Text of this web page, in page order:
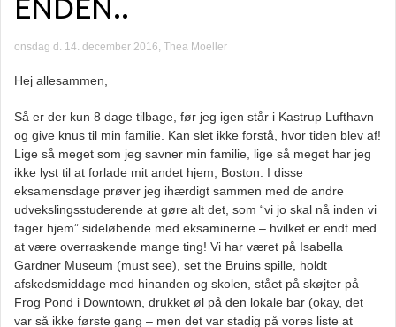
ENDEN..
onsdag d. 14. december 2016, Thea Moeller
Hej allesammen,
Så er der kun 8 dage tilbage, før jeg igen står i Kastrup Lufthavn
og give knus til min familie. Kan slet ikke forstå, hvor tiden blev af!
Lige så meget som jeg savner min familie, lige så meget har jeg
ikke lyst til at forlade mit andet hjem, Boston. I disse
eksamensdage prøver jeg ihærdigt sammen med de andre
udvekslingsstuderende at gøre alt det, som “vi jo skal nå inden vi
tager hjem” sideløbende med eksaminerne – hvilket er endt med
at være overraskende mange ting! Vi har været på Isabella
Gardner Museum (must see), set the Bruins spille, holdt
afskedsmiddage med hinanden og skolen, stået på skøjter på
Frog Pond i Downtown, drukket øl på den lokale bar (okay, det
var så ikke første gang – men det var stadig på vores liste at